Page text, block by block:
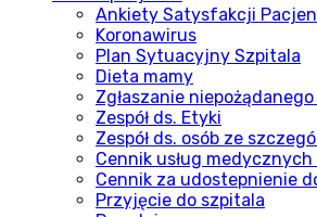
Ankiety Satysfakcji
Koronawirus
Plan Sytuacyjny Szpitala
Dieta mamy
Zgłaszanie
Zespół ds. Etyki
Zespół ds. osób ze
Cennik usług
Cennik za udostepnienie
Przyjęcie do szpitala